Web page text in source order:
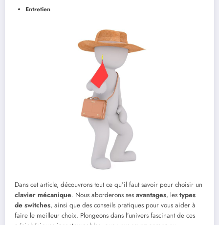
Entretien
Dans cet article, découvrons tout ce qu’il faut savoir pour choisir un
clavier mécanique. Nous aborderons ses avantages, les types
de switches, ainsi que des conseils pratiques pour vous aider à
faire le meilleur choix. Plongeons dans l’univers fascinant de ces